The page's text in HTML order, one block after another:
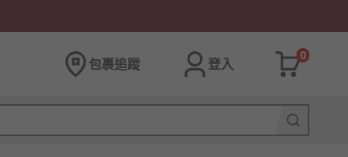
包裹追蹤 登入
0